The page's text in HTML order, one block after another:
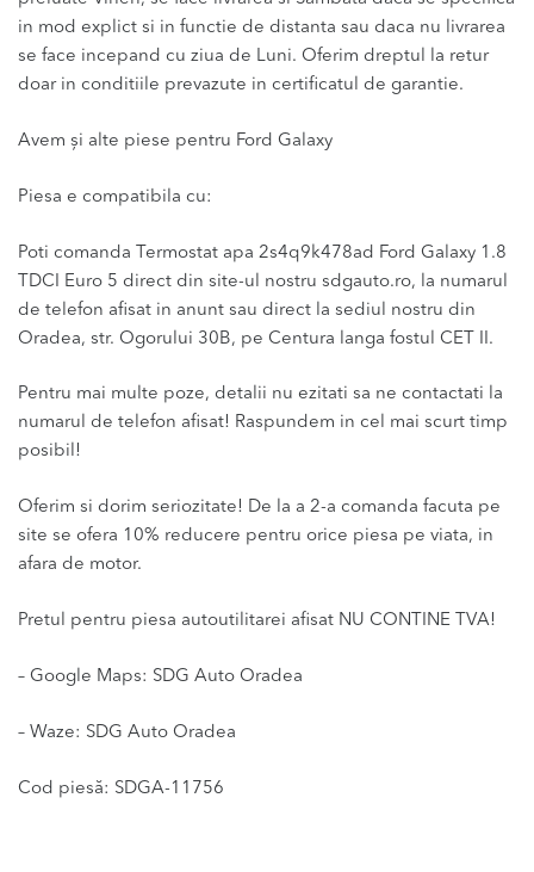
in mod explict si in functie de distanta sau daca nu livrarea
se face incepand cu ziua de Luni. Oferim dreptul la retur
doar in conditiile prevazute in certificatul de garantie.
Avem și alte piese pentru Ford Galaxy
Piesa e compatibila cu:
Poti comanda Termostat apa 2s4q9k478ad Ford Galaxy 1.8
TDCI Euro 5 direct din site-ul nostru sdgauto.ro, la numarul
de telefon afisat in anunt sau direct la sediul nostru din
Oradea, str. Ogorului 30B, pe Centura langa fostul CET II.
Pentru mai multe poze, detalii nu ezitati sa ne contactati la
numarul de telefon afisat! Raspundem in cel mai scurt timp
posibil!
Oferim si dorim seriozitate! De la a 2-a comanda facuta pe
site se ofera 10% reducere pentru orice piesa pe viata, in
afara de motor.
Pretul pentru piesa autoutilitarei afisat NU CONTINE TVA!
– Google Maps: SDG Auto Oradea
– Waze: SDG Auto Oradea
Cod piesă: SDGA-11756